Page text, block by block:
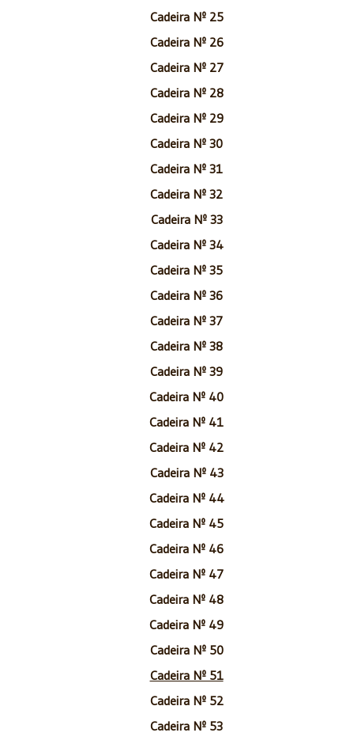
Cadeira Nº 25
Cadeira Nº 26
Cadeira Nº 27
Cadeira Nº 28
Cadeira Nº 29
Cadeira Nº 30
Cadeira Nº 31
Cadeira Nº 32
Cadeira Nº 33
Cadeira Nº 34
Cadeira Nº 35
Cadeira Nº 36
Cadeira Nº 37
Cadeira Nº 38
Cadeira Nº 39
Cadeira Nº 40
Cadeira Nº 41
Cadeira Nº 42
Cadeira Nº 43
Cadeira Nº 44
Cadeira Nº 45
Cadeira Nº 46
Cadeira Nº 47
Cadeira Nº 48
Cadeira Nº 49
Cadeira Nº 50
Cadeira Nº 51
Cadeira Nº 52
Cadeira Nº 53